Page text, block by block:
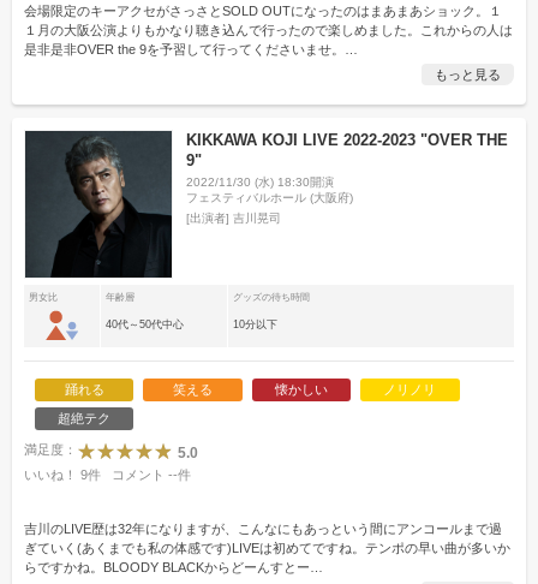
会場限定のキーアクセがさっさとSOLD OUTになったのはまあまあショック。１
１月の大阪公演よりもかなり聴き込んで行ったので楽しめました。これからの人は
是非是非OVER the 9を予習して行ってくださいませ。
もっと見る
KIKKAWA KOJI LIVE 2022-2023 "OVER THE
9"
2022/11/30 (水) 18:30開演
フェスティバルホール (大阪府)
[出演者]吉川晃司
男女比 年齢層 グッズの待ち時間
40代～50代中心 10分以下
踊れる 笑える 懐かしい
ノリノリ
超絶テク
満足度： 5.0
いいね！ 9件 コメント --件
吉川のLIVE歴は32年になりますが、こんなにもあっという間にアンコールまで過
ぎていく(あくまでも私の体感です)LIVEは初めてですね。テンポの早い曲が多いか
らですかね。BLOODY BLACKからどーんすとー